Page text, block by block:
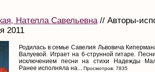
Нателла Савельевна// Авторы-
2011
Родилась в семье Савелия Львовича
Валуевой. Играет на 6-струнной гитаре.
исключением песни на стихи Надежды
Ранее исполняла на... Просмотров: 7835